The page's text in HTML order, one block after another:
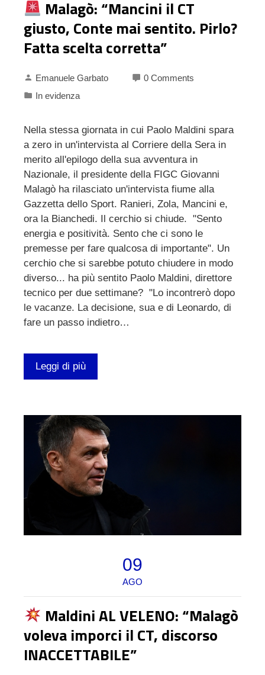
Malagò: “Mancini il CT
giusto, Conte mai sentito. Pirlo?
Fatta scelta corretta”
Emanuele Garbato
0 Comments
In evidenza
Nella stessa giornata in cui Paolo Maldini spara
a zero in un'intervista al Corriere della Sera in
merito all'epilogo della sua avventura in
Nazionale, il presidente della FIGC Giovanni
Malagò ha rilasciato un'intervista fiume alla
Gazzetta dello Sport. Ranieri, Zola, Mancini e,
ora la Bianchedi. Il cerchio si chiude. "Sento
energia e positività. Sento che ci sono le
premesse per fare qualcosa di importante". Un
cerchio che si sarebbe potuto chiudere in modo
diverso... ha più sentito Paolo Maldini, direttore
tecnico per due settimane? "Lo incontrerò dopo
le vacanze. La decisione, sua e di Leonardo, di
fare un passo indietro…
Leggi di più
09
AGO
Maldini AL VELENO: “Malagò
voleva imporci il CT, discorso
INACCETTABILE”